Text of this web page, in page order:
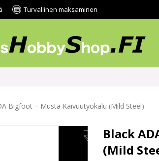
Turvallinen maksaminen
Bigfoot – Musta Kaivuutyökalu (Mild Steel)
Black
(Mild